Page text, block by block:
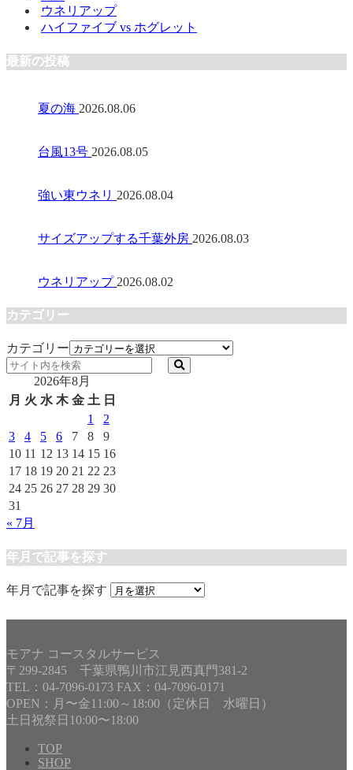
ウネリアップ
ハイファイブ vs ホグレット
最新の投稿
夏の海 2026.08.06
台風13号 2026.08.05
強い東ウネリ 2026.08.04
サイズアップする千葉外房 2026.08.03
ウネリアップ 2026.08.02
カテゴリー
カテゴリー
2026年8月
月 火 水 木 金 土 日
1
2
3
4 5 6 7 8
9
10 11 12 13 14 15 16
17 18 19 20 21 22 23
24 25 26 27 28 29 30
31
« 7月
年月で記事を探す
年月で記事を探す
モアナ コースタルサービス
〒299-2845 千葉県鴨川市江見西真門381-2
TEL：04-7096-0173 FAX：04-7096-0171
OPEN：月〜金11:00～18:00（定休日 水曜日）
土日祝祭日10:00〜18:00
TOP
SHOP